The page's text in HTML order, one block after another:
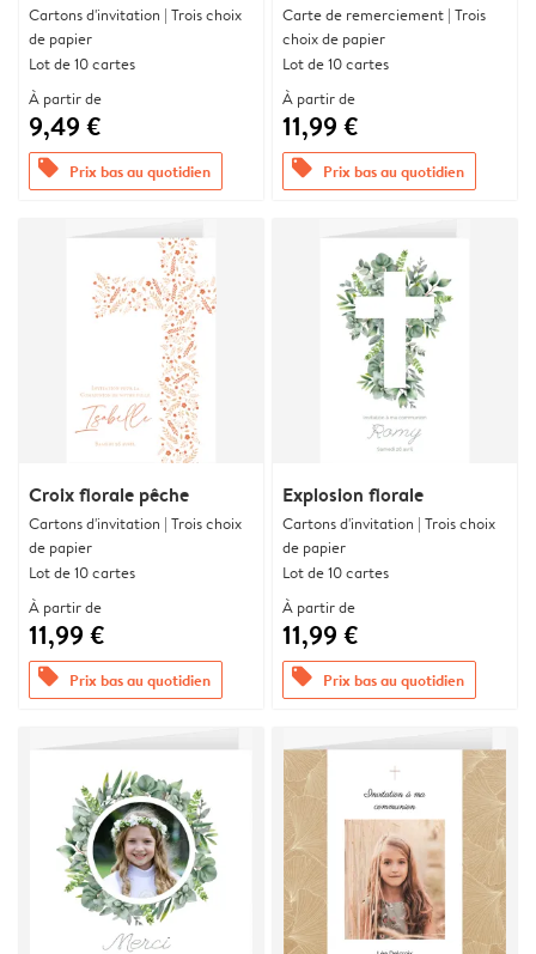
Cartons d'invitation | Trois choix
de papier
Lot de 10 cartes
À partir de
9,49 €
offers Prix bas au quotidien
Carte de remerciement | Trois
choix de papier
Lot de 10 cartes
À partir de
11,99 €
offers Prix bas au quotidien
Croix florale pêche
Cartons d'invitation | Trois choix
de papier
Lot de 10 cartes
À partir de
11,99 €
offers Prix bas au quotidien
Explosion florale
Cartons d'invitation | Trois choix
de papier
Lot de 10 cartes
À partir de
11,99 €
offers Prix bas au quotidien